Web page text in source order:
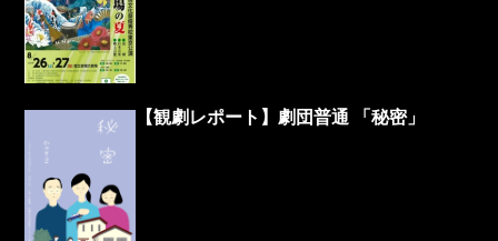
【観劇レポート】劇団普通 「秘密」